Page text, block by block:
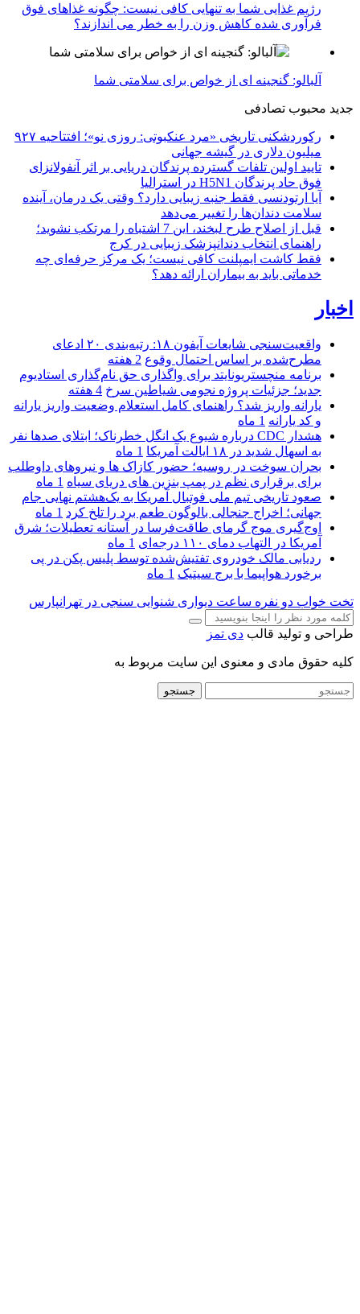
رژیم غذایی شما به تنهایی کافی نیست: چگونه غذاهای فوق
فرآوری شده کاهش وزن را به خطر می اندازند؟
آلبالو: گنجینه ای از خواص برای سلامتی شما
جدید محبوب تصادفی
رکوردشکنی تاریخی «مرد عنکبوتی: روزی نو»؛ افتتاحیه ۹۲۷
میلیون دلاری در گیشه جهانی
تایید اولین تلفات گسترده پرندگان دریایی بر اثر آنفولانزای
فوق حاد پرندگان H5N1 در استرالیا
آیا ارتودنسی فقط جنبه زیبایی دارد؟ وقتی یک درمان، آینده
سلامت دندان‌ها را تغییر می‌دهد
قبل از اصلاح طرح لبخند، این 7 اشتباه را مرتکب نشوید؛
راهنمای انتخاب دندانپزشک زیبایی در کرج
فقط کاشت ایمپلنت کافی نیست؛ یک مرکز حرفه‌ای چه
خدماتی باید به بیماران ارائه دهد؟
اخبار
واقعیت‌سنجی شایعات آیفون ۱۸: رتبه‌بندی ۲۰ ادعای
مطرح‌شده بر اساس احتمال وقوع 2 هفته
برنامه منچستریونایتد برای واگذاری حق نام‌گذاری استادیوم
جدید؛ جزئیات پروژه نجومی شیاطین سرخ 4 هفته
یارانه واریز شد؟ راهنمای کامل استعلام وضعیت واریز یارانه
و کد یارانه 1 ماه
هشدار CDC درباره شیوع یک انگل خطرناک؛ ابتلای صدها نفر
به اسهال شدید در ۱۸ ایالت آمریکا
1 ماه
بحران سوخت در روسیه؛ حضور کازاک‌ ها و نیروهای داوطلب
برای برقراری نظم در پمپ بنزین‌ های دریای سیاه 1 ماه
صعود تاریخی تیم ملی فوتبال آمریکا به یک‌هشتم نهایی جام
جهانی؛ اخراج جنجالی بالوگون طعم برد را تلخ کرد 1 ماه
اوج‌گیری موج گرمای طاقت‌فرسا در آستانه تعطیلات؛ شرق
آمریکا در التهاب دمای ۱۱۰ درجه‌ای
1 ماه
ردیابی مالک خودروی تفتیش‌شده توسط پلیس پکن در پی
برخورد هواپیما با برج سیتیک 1 ماه
تخت خواب دو نفره ساعت دیواری شنوایی سنجی در تهرانپارس
طراحی و تولید قالب دی تمز
کلیه حقوق مادی و معنوی این سایت مربوط به
جستجو